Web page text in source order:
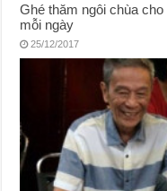
Ghé thăm ngôi chùa
mỗi ngày
25/12/2017